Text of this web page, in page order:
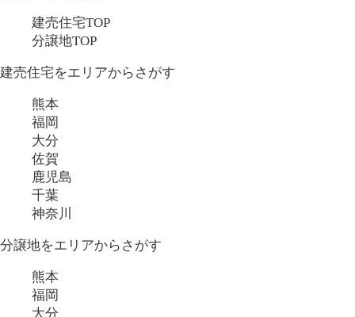
建売住宅TOP
分譲地TOP
建売住宅をエリアからさがす
熊本
福岡
大分
佐賀
鹿児島
千葉
神奈川
分譲地をエリアからさがす
熊本
福岡
大分